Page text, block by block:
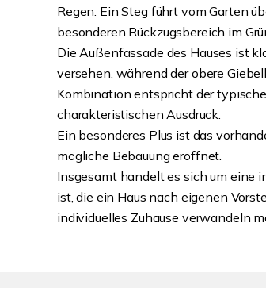
Regen. Ein Steg führt vom Garten
besonderen Rückzugsbereich im
Die Außenfassade des Hauses ist
versehen, während der obere
Kombination entspricht der
charakteristischen Ausdruck.
Ein besonderes Plus ist das
mögliche Bebauung eröffnet.
Insgesamt handelt es sich um eine
ist, die ein Haus nach eigenen
individuelles Zuhause verwandeln